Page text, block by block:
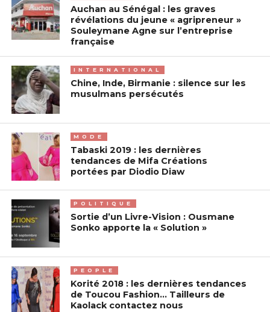
Auchan au Sénégal : les graves
révélations du jeune « agripreneur »
Souleymane Agne sur l’entreprise
française
INTERNATIONAL
Chine, Inde, Birmanie : silence sur les
musulmans persécutés
MODE
Tabaski 2019 : les dernières
tendances de Mifa Créations
portées par Diodio Diaw
POLITIQUE
Sortie d’un Livre-Vision : Ousmane
Sonko apporte la « Solution »
PEOPLE
Korité 2018 : les dernières tendances
de Toucou Fashion… Tailleurs de
Kaolack contactez nous